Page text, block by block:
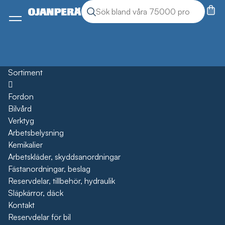
Sök produkter
Sök
Meny
Sortiment
Öppna
Fordon
Bilvård
Verktyg
Arbetsbelysning
Kemikalier
Arbetskläder, skyddsanordningar
Fästanordningar, beslag
Reservdelar, tillbehör, hydraulik
Släpkärror, däck
Kontakt
Reservdelar för bil